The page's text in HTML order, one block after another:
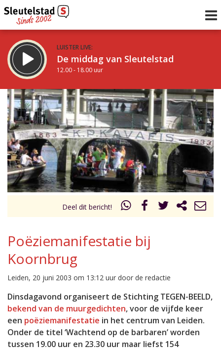
LUISTER LIVE:
De middag van Sleutelstad
12.00 - 18.00 uur
STRAKS:
De avond van Sleutelstad
18.00 - 19.00 uur
Vorig uur
uur 1 van 0 Volgend uur
Inklappen
Deel dit bericht!
Poëziemanifestatie bij
Koornbrug
Leiden, 20 juni 2003 om 13:12 uur door de redactie
Dinsdagavond organiseert de Stichting TEGEN-BEELD,
bekend van de muurgedichten, voor de vijfde keer
een poëziemanifestatie in het centrum van Leiden.
Onder de titel ‘Wachtend op de barbaren’ worden
tussen 19.00 uur en 23.30 uur maar liefst 154